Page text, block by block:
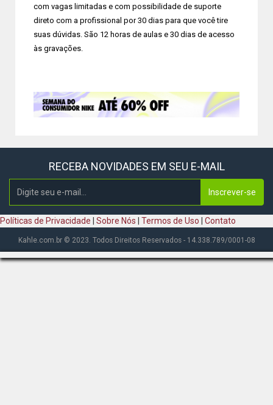
com vagas limitadas e com possibilidade de suporte
direto com a profissional por 30 dias para que você tire
suas dúvidas. São 12 horas de aulas e 30 dias de acesso
às gravações.
RECEBA NOVIDADES EM SEU E-MAIL
Inscrever-se
Políticas de Privacidade Sobre Nós Termos de Uso Contato
Kahle.com.br © 2023. Todos Direitos Reservados - 14.338.789/0001-08